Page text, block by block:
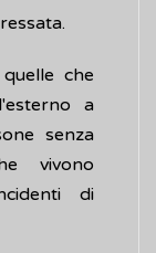
che
a
senza
vivono
di